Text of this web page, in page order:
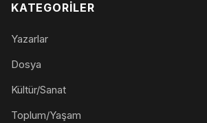
KATEGORILER
Yazarlar
Dosya
Kültür/Sanat
Toplum/Yaşam